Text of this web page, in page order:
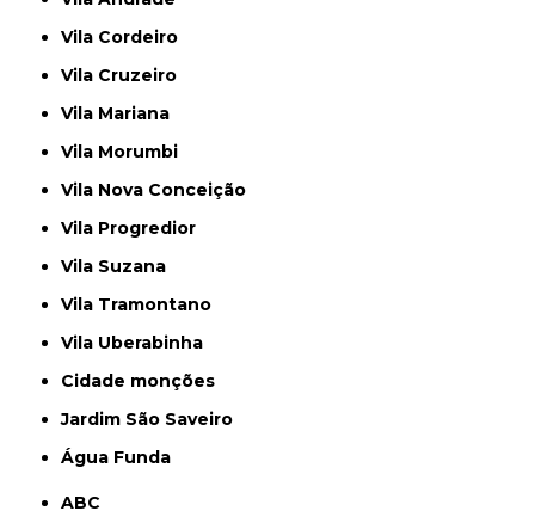
Vila Cordeiro
Vila Cruzeiro
Vila Mariana
Vila Morumbi
Vila Nova Conceição
Vila Progredior
Vila Suzana
Vila Tramontano
Vila Uberabinha
cidade monções
jardim São Saveiro
Água Funda
ABC